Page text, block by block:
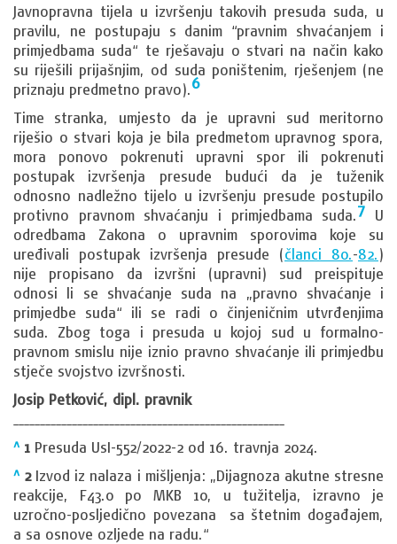
Javnopravna tijela u izvršenju takovih presuda suda, u
pravilu, ne postupaju s danim “pravnim shvaćanjem i
primjedbama suda“ te rješavaju o stvari na način kako
su riješili prijašnjim, od suda poništenim, rješenjem (ne
priznaju predmetno pravo).6
Time stranka, umjesto da je upravni sud meritorno
riješio o stvari koja je bila predmetom upravnog spora,
mora ponovo pokrenuti upravni spor ili pokrenuti
postupak izvršenja presude budući da je tuženik
odnosno nadležno tijelo u izvršenju presude postupilo
protivno pravnom shvaćanju i primjedbama suda.7 U
odredbama Zakona o upravnim sporovima koje su
uređivali postupak izvršenja presude (članci 80.-82.)
nije propisano da izvršni (upravni) sud preispituje
odnosi li se shvaćanje suda na „pravno shvaćanje i
primjedbe suda“ ili se radi o činjeničnim utvrđenjima
suda. Zbog toga i presuda u kojoj sud u formalno-
pravnom smislu nije iznio pravno shvaćanje ili primjedbu
stječe svojstvo izvršnosti.
Josip Petković, dipl. pravnik
^ 1 Presuda UsI-552/2022-2 od 16. travnja 2024.
^ 2Izvod iz nalaza i mišljenja: „Dijagnoza akutne stresne
reakcije, F43.0 po MKB 10, u tužitelja, izravno je
uzročno-posljedično povezana sa štetnim događajem,
a sa osnove ozljede na radu.“